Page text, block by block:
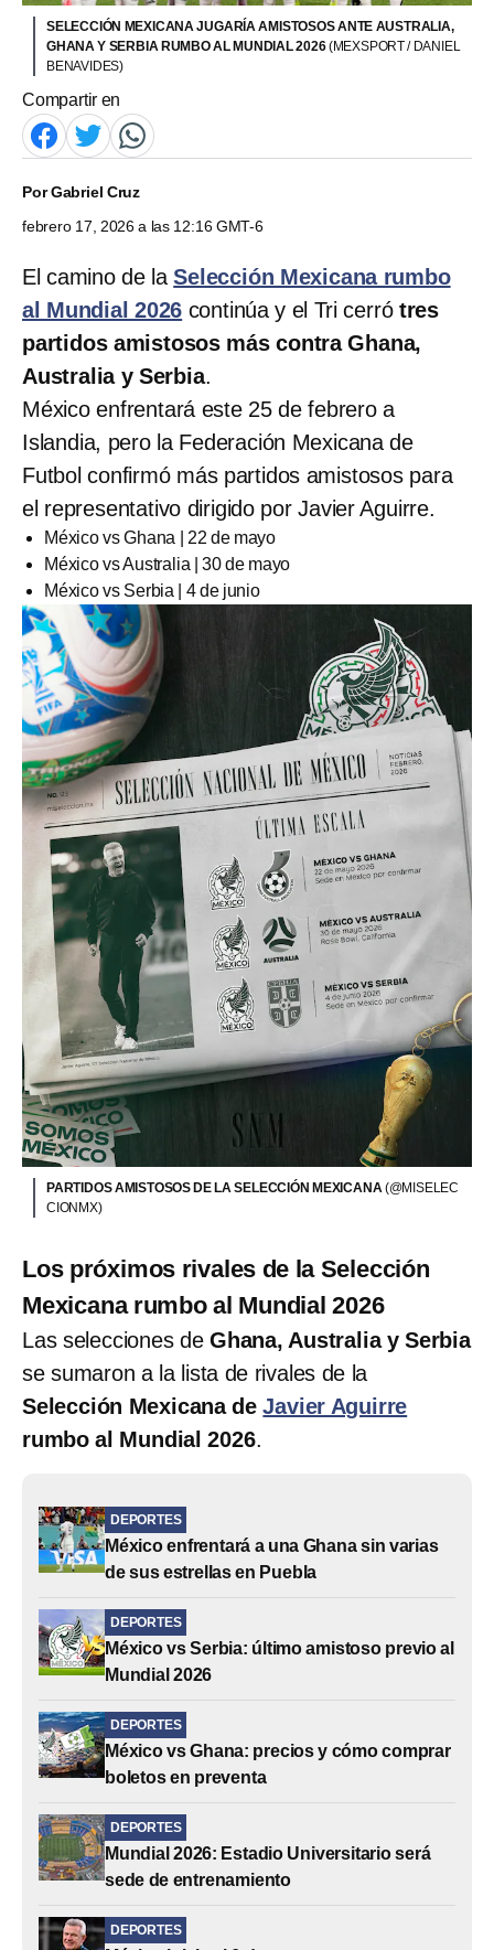
SELECCIÓN MEXICANA JUGARÍA AMISTOSOS ANTE AUSTRALIA,
GHANA Y SERBIA RUMBO AL MUNDIAL 2026(MEXSPORT / DANIEL
BENAVIDES)
Compartir en
PorGabriel Cruz
febrero 17, 2026 a las 12:16 GMT-6
El camino de laSelección Mexicana rumbo
al Mundial 2026 continúa y el Tri cerró tres
partidos amistosos más contra Ghana,
Australia y Serbia.
México enfrentará este 25 de febrero a
Islandia, pero la Federación Mexicana de
Futbol confirmó más partidos amistosos para
el representativo dirigido por Javier Aguirre.
México vs Ghana | 22 de mayo
México vs Australia | 30 de mayo
México vs Serbia | 4 de junio
PARTIDOS AMISTOSOS DE LA SELECCIÓN MEXICANA(@MISELEC
CIONMX)
Los próximos rivales de la Selección
Mexicana rumbo al Mundial 2026
Las selecciones de Ghana, Australia y Serbia
se sumaron a la lista de rivales de la
Selección Mexicana deJavier Aguirre
rumbo al Mundial 2026.
DEPORTES
México enfrentará a una Ghana sin varias
de sus estrellas en Puebla
DEPORTES
México vs Serbia: último amistoso previo al
Mundial 2026
DEPORTES
México vs Ghana: precios y cómo comprar
boletos en preventa
DEPORTES
Mundial 2026: Estadio Universitario será
sede de entrenamiento
DEPORTES